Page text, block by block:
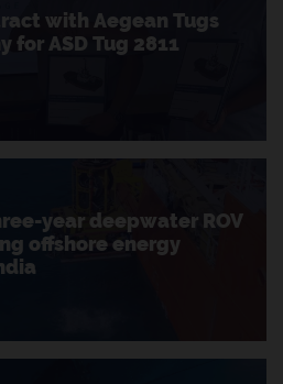
with Aegean Tugs
for ASD Tug 2811
year deepwater ROV
offshore energy